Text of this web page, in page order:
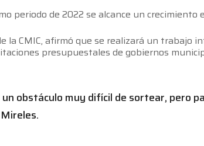
periodo de 2022 se alcance un crecimiento
la CMIC, afirmó que se realizará un trabajo
presupuestales de gobiernos
obstáculo muy difícil de sortear, pero